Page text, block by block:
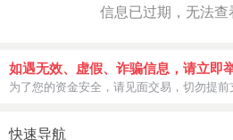
信息已过期，无法
如遇无效、虚假、诈骗信息，请立即
为了您的资金安全，请见面交易，切勿提
快速导航